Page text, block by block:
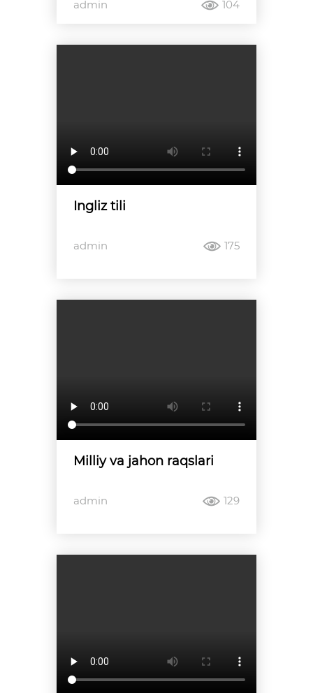
admin 104
Ingliz tili
admin 175
Milliy va jahon raqslari
admin 129